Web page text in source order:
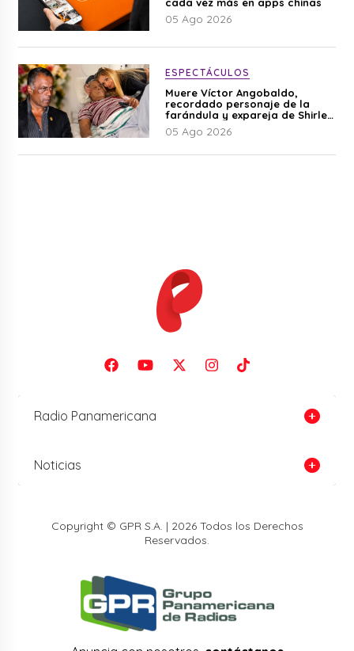
05 Ago 2026
ESPECTÁCULOS
Muere Víctor Angobaldo,
recordado personaje de la
farándula y expareja de Shirley
Cherres
05 Ago 2026
Radio Panamericana
Noticias
Copyright © GPR S.A. | 2026 Todos los Derechos
Reservados.